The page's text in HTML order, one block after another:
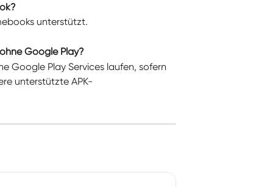
unterstützt.
Google Play?
Google Play Services laufen, sofern
unterstützte APK-